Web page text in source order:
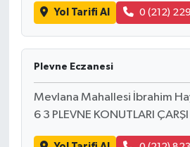
Yol Tarifi Al 0 (212)
Plevne Eczanesi
Mevlana Mahallesi İbrahim
6 3 PLEVNE KONUTLARI